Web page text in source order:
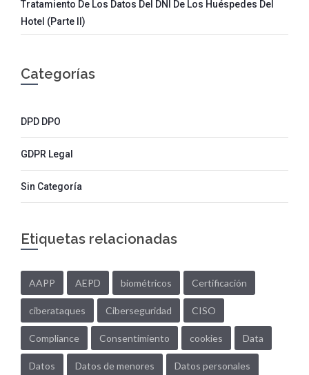
Tratamiento De Los Datos Del DNI De Los Huéspedes Del
Hotel (parte II)
Categorías
DPD DPO
GDPR Legal
Sin Categoría
Etiquetas relacionadas
AAPP AEPD biométricos Certificación
ciberataques Ciberseguridad CISO
Compliance Consentimiento cookies Data
Datos Datos de menores Datos personales